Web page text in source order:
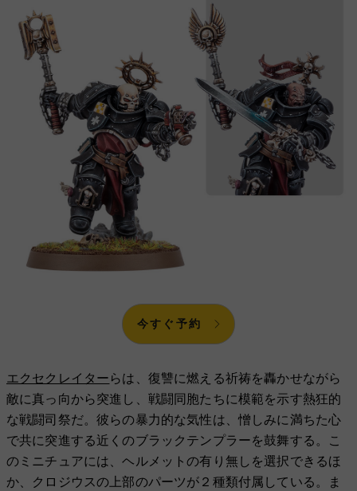
今すぐ予約
エクセクレイター らは、復讐に燃える祈祷を轟かせながら
敵に真っ向から突進し、戦闘同胞たちに模範を示す熱狂的
な戦闘司祭だ。彼らの暴力的な気性は、憎しみに満ちた心
で共に突進する近くのブラックテンプラーを鼓舞する。こ
のミニチュアには、ヘルメットの有り無しを選択できるほ
か、クロジウスの上部のパーツが２種類付属している。ま